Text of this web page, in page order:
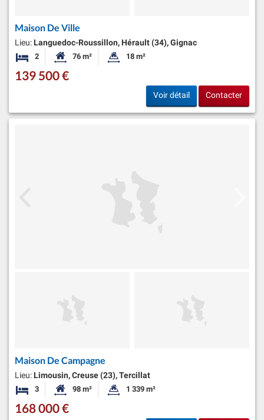
Maison De Ville
Lieu: Languedoc-Roussillon, Hérault (34), Gignac
2 ChambresSurface habitable:
76 m² Superficie du terrain:
18 m²
139 500 €
Voir détail Contacter
Maison De Campagne
Lieu: Limousin, Creuse (23), Tercillat
3 ChambresSurface habitable:
98 m² Superficie du terrain:
1 339 m²
168 000 €